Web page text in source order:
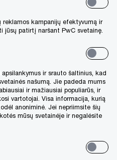
kampanijų efektyvumą ir
jūsų patirtį naršant PwC svetainę.
ir srauto šaltinius, kad
našumą. Jie padeda mums
ir mažiausiai populiarūs, ir
vartotojai. Visa informacija, kurią
anoniminė. Jei nepriimsite šių
mūsų svetainėje ir negalėsite